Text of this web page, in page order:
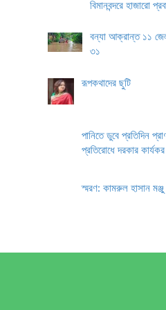
বিমানবন্দরে হাজারো
বন্যা আক্রান্ত ১১
৩১
রূপকথাদের ছুটি
পানিতে ডুবে প্রতিদিন
প্রতিরোধে দরকার
স্মরণ: কামরুল হাসান মঞ্জু